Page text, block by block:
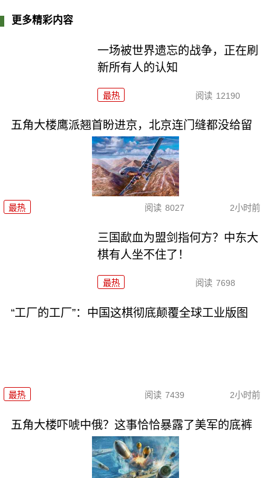
更多精彩内容
一场被世界遗忘的战争，正在刷
新所有人的认知
最热 阅读 12190
五角大楼鹰派翘首盼进京，北京连门缝都没给留
最热 阅读 8027 2小时前
三国歃血为盟剑指何方？中东大
棋有人坐不住了！
最热 阅读 7698
“工厂的工厂”：中国这棋彻底颠覆全球工业版图
最热 阅读 7439 2小时前
五角大楼吓唬中俄？这事恰恰暴露了美军的底裤